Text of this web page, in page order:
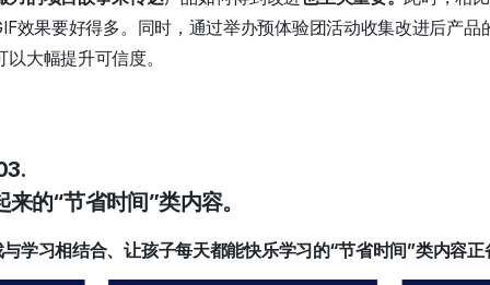
效果要好得多。同时，通过举办预体验团活动收集改进后产品
大幅提升可信度。
的“节省时间”类内容。
学习相结合、让孩子每天都能快乐学习的“节省时间”类内容正